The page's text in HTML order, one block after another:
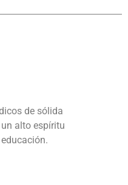
de sólida
alto espíritu